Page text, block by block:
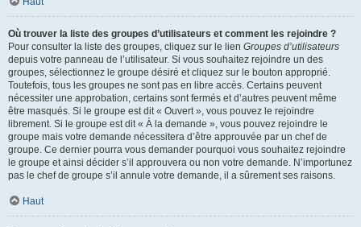
Où trouver la liste des groupes d’utilisateurs et comment les rejoindre ?
Pour consulter la liste des groupes, cliquez sur le lien Groupes d’utilisateurs
depuis votre panneau de l’utilisateur. Si vous souhaitez rejoindre un des
groupes, sélectionnez le groupe désiré et cliquez sur le bouton approprié.
Toutefois, tous les groupes ne sont pas en libre accès. Certains peuvent
nécessiter une approbation, certains sont fermés et d’autres peuvent même
être masqués. Si le groupe est dit « Ouvert », vous pouvez le rejoindre
librement. Si le groupe est dit « À la demande », vous pouvez rejoindre le
groupe mais votre demande nécessitera d’être approuvée par un chef de
groupe. Ce dernier pourra vous demander pourquoi vous souhaitez rejoindre
le groupe et ainsi décider s’il approuvera ou non votre demande. N’importunez
pas le chef de groupe s’il annule votre demande, il a sûrement ses raisons.
Haut